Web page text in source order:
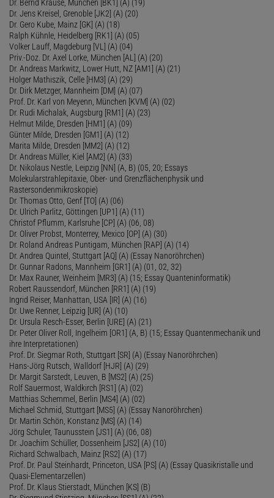
Dr. Bernd Krause, München [BK1] (A) (19)
Dr. Jens Kreisel, Grenoble [JK2] (A) (20)
Dr. Gero Kube, Mainz [GK] (A) (18)
Ralph Kühnle, Heidelberg [RK1] (A) (05)
Volker Lauff, Magdeburg [VL] (A) (04)
Priv.-Doz. Dr. Axel Lorke, München [AL] (A) (20)
Dr. Andreas Markwitz, Lower Hutt, NZ [AM1] (A) (21)
Holger Mathiszik, Celle [HM3] (A) (29)
Dr. Dirk Metzger, Mannheim [DM] (A) (07)
Prof. Dr. Karl von Meyenn, München [KVM] (A) (02)
Dr. Rudi Michalak, Augsburg [RM1] (A) (23)
Helmut Milde, Dresden [HM1] (A) (09)
Günter Milde, Dresden [GM1] (A) (12)
Marita Milde, Dresden [MM2] (A) (12)
Dr. Andreas Müller, Kiel [AM2] (A) (33)
Dr. Nikolaus Nestle, Leipzig [NN] (A, B) (05, 20; Essays
Molekularstrahlepitaxie, Ober- und Grenzflächenphysik und
Rastersondenmikroskopie)
Dr. Thomas Otto, Genf [TO] (A) (06)
Dr. Ulrich Parlitz, Göttingen [UP1] (A) (11)
Christof Pflumm, Karlsruhe [CP] (A) (06, 08)
Dr. Oliver Probst, Monterrey, Mexico [OP] (A) (30)
Dr. Roland Andreas Puntigam, München [RAP] (A) (14)
Dr. Andrea Quintel, Stuttgart [AQ] (A) (Essay Nanoröhrchen)
Dr. Gunnar Radons, Mannheim [GR1] (A) (01, 02, 32)
Dr. Max Rauner, Weinheim [MR3] (A) (15; Essay Quanteninformatik)
Robert Raussendorf, München [RR1] (A) (19)
Ingrid Reiser, Manhattan, USA [IR] (A) (16)
Dr. Uwe Renner, Leipzig [UR] (A) (10)
Dr. Ursula Resch-Esser, Berlin [URE] (A) (21)
Dr. Peter Oliver Roll, Ingelheim [OR1] (A, B) (15; Essay Quantenmechanik und
ihre Interpretationen)
Prof. Dr. Siegmar Roth, Stuttgart [SR] (A) (Essay Nanoröhrchen)
Hans-Jörg Rutsch, Walldorf [HJR] (A) (29)
Dr. Margit Sarstedt, Leuven, B [MS2] (A) (25)
Rolf Sauermost, Waldkirch [RS1] (A) (02)
Matthias Schemmel, Berlin [MS4] (A) (02)
Michael Schmid, Stuttgart [MS5] (A) (Essay Nanoröhrchen)
Dr. Martin Schön, Konstanz [MS] (A) (14)
Jörg Schuler, Taunusstein [JS1] (A) (06, 08)
Dr. Joachim Schüller, Dossenheim [JS2] (A) (10)
Richard Schwalbach, Mainz [RS2] (A) (17)
Prof. Dr. Paul Steinhardt, Princeton, USA [PS] (A) (Essay Quasikristalle und
Quasi-Elementarzellen)
Prof. Dr. Klaus Stierstadt, München [KS] (B)